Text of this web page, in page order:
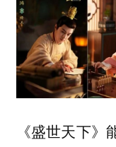
《盛世天下